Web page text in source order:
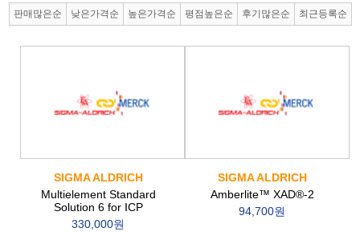
판매많은순 낮은가격순 높은가격순 평점높은순 후기많은순 최근등록순
SIGMA ALDRICH
Multielement Standard
Solution 6 for ICP
330,000원
SIGMA ALDRICH
Amberlite™ XAD®-2
94,700원